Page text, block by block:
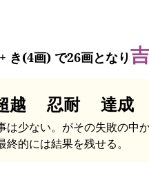
き(4画) で26画となり吉
越 忍耐 達成
は少ない。がその失敗の中
的には結果を残せる。